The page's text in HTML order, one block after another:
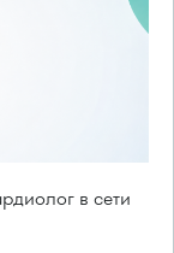
в сети